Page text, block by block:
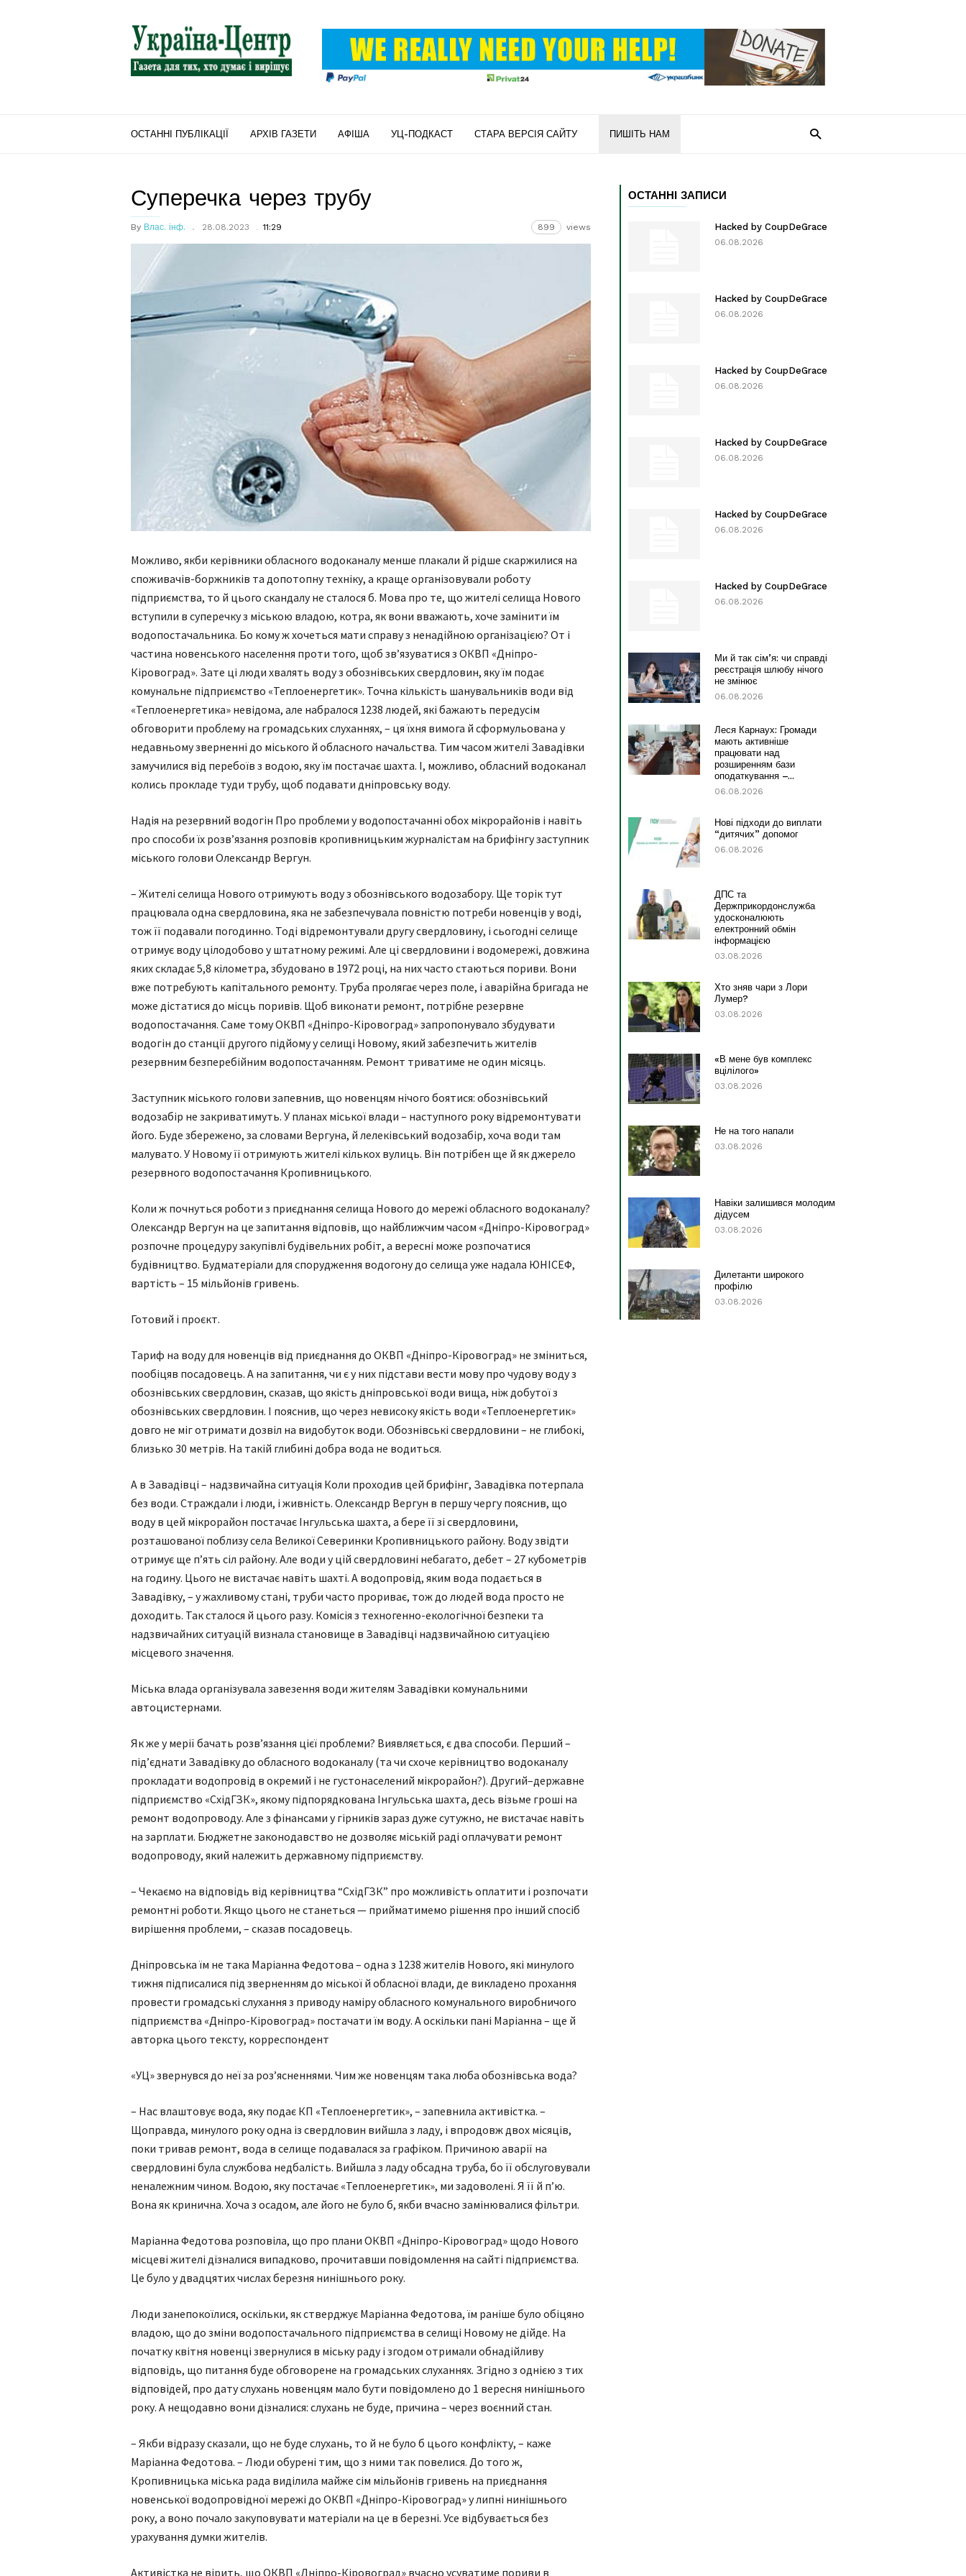
"Україна-
Центр"
ОСТАННІ ПУБЛІКАЦІЇ АРХІВ ГАЗЕТИ АФІША УЦ-ПОДКАСТ СТАРА ВЕРСІЯ САЙТУ ПИШІТЬ НАМ
Суперечка через трубу
By Влас. інф. 28.08.2023 11:29 899 views
Можливо, якби керівники обласного водоканалу менше плакали й рідше скаржилися на
споживачів-боржників та допотопну техніку, а краще організовували роботу
підприємства, то й цього скандалу не сталося б. Мова про те, що жителі селища Нового
вступили в суперечку з міською владою, котра, як вони вважають, хоче замінити їм
водопостачальника. Бо кому ж хочеться мати справу з ненадійною організацією? От і
частина новенського населення проти того, щоб зв’язуватися з ОКВП «Дніпро-
Кіровоград». Зате ці люди хвалять воду з обознівських свердловин, яку їм подає
комунальне підприємство «Теплоенергетик». Точна кількість шанувальників води від
«Теплоенергетика» невідома, але набралося 1238 людей, які бажають передусім
обговорити проблему на громадських слуханнях, – ця їхня вимога й сформульована у
недавньому зверненні до міського й обласного начальства. Тим часом жителі Завадівки
замучилися від перебоїв з водою, яку їм постачає шахта. І, можливо, обласний водоканал
колись прокладе туди трубу, щоб подавати дніпровську воду.
Надія на резервний водогін Про проблеми у водопостачанні обох мікрорайонів і навіть
про способи їх розв’язання розповів кропивницьким журналістам на брифінгу заступник
міського голови Олександр Вергун.
– Жителі селища Нового отримують воду з обознівського водозабору. Ще торік тут
працювала одна свердловина, яка не забезпечувала повністю потреби новенців у воді,
тож її подавали погодинно. Тоді відремонтували другу свердловину, і сьогодні селище
отримує воду цілодобово у штатному режимі. Але ці свердловини і водомережі, довжина
яких складає 5,8 кілометра, збудовано в 1972 році, на них часто стаються пориви. Вони
вже потребують капітального ремонту. Труба пролягає через поле, і аварійна бригада не
може дістатися до місць поривів. Щоб виконати ремонт, потрібне резервне
водопостачання. Саме тому ОКВП «Дніпро-Кіровоград» запропонувало збудувати
водогін до станції другого підйому у селищі Новому, який забезпечить жителів
резервним безперебійним водопостачанням. Ремонт триватиме не один місяць.
Заступник міського голови запевнив, що новенцям нічого боятися: обознівський
водозабір не закриватимуть. У планах міської влади – наступного року відремонтувати
його. Буде збережено, за словами Вергуна, й лелеківський водозабір, хоча води там
малувато. У Новому її отримують жителі кількох вулиць. Він потрібен ще й як джерело
резервного водопостачання Кропивницького.
Коли ж почнуться роботи з приєднання селища Нового до мережі обласного водоканалу?
Олександр Вергун на це запитання відповів, що найближчим часом «Дніпро-Кіровоград»
розпочне процедуру закупівлі будівельних робіт, а вересні може розпочатися
будівництво. Будматеріали для спорудження водогону до селища уже надала ЮНІСЕФ,
вартість – 15 мільйонів гривень.
Готовий і проєкт.
Тариф на воду для новенців від приєднання до ОКВП «Дніпро-Кіровоград» не зміниться,
пообіцяв посадовець. А на запитання, чи є у них підстави вести мову про чудову воду з
обознівських свердловин, сказав, що якість дніпровської води вища, ніж добутої з
обознівських свердловин. І пояснив, що через невисоку якість води «Теплоенергетик»
довго не міг отримати дозвіл на видобуток води. Обознівські свердловини – не глибокі,
близько 30 метрів. На такій глибині добра вода не водиться.
А в Завадівці – надзвичайна ситуація Коли проходив цей брифінг, Завадівка потерпала
без води. Страждали і люди, і живність. Олександр Вергун в першу чергу пояснив, що
воду в цей мікрорайон постачає Інгульська шахта, а бере її зі свердловини,
розташованої поблизу села Великої Северинки Кропивницького району. Воду звідти
отримує ще п’ять сіл району. Але води у цій свердловині небагато, дебет – 27 кубометрів
на годину. Цього не вистачає навіть шахті. А водопровід, яким вода подається в
Завадівку, – у жахливому стані, труби часто прориває, тож до людей вода просто не
доходить. Так сталося й цього разу. Комісія з техногенно-екологічної безпеки та
надзвичайних ситуацій визнала становище в Завадівці надзвичайною ситуацією
місцевого значення.
Міська влада організувала завезення води жителям Завадівки комунальними
автоцистернами.
Як же у мерії бачать розв’язання цієї проблеми? Виявляється, є два способи. Перший –
під’єднати Завадівку до обласного водоканалу (та чи схоче керівництво водоканалу
прокладати водопровід в окремий і не густонаселений мікрорайон?). Другий–державне
підприємство «СхідГЗК», якому підпорядкована Інгульська шахта, десь візьме гроші на
ремонт водопроводу. Але з фінансами у гірників зараз дуже сутужно, не вистачає навіть
на зарплати. Бюджетне законодавство не дозволяє міській раді оплачувати ремонт
водопроводу, який належить державному підприємству.
– Чекаємо на відповідь від керівництва “СхідГЗК” про можливість оплатити і розпочати
ремонтні роботи. Якщо цього не станеться — прийматимемо рішення про інший спосіб
вирішення проблеми, – сказав посадовець.
Дніпровська їм не така Маріанна Федотова – одна з 1238 жителів Нового, які минулого
тижня підписалися під зверненням до міської й обласної влади, де викладено прохання
провести громадські слухання з приводу наміру обласного комунального виробничого
підприємства «Дніпро-Кіровоград» постачати їм воду. А оскільки пані Маріанна – ще й
авторка цього тексту, корреспондент
«УЦ» звернувся до неї за роз’ясненнями. Чим же новенцям така люба обознівська вода?
– Нас влаштовує вода, яку подає КП «Теплоенергетик», – запевнила активістка. –
Щоправда, минулого року одна із свердловин вийшла з ладу, і впродовж двох місяців,
поки тривав ремонт, вода в селище подавалася за графіком. Причиною аварії на
свердловині була службова недбалість. Вийшла з ладу обсадна труба, бо її обслуговували
неналежним чином. Водою, яку постачає «Теплоенергетик», ми задоволені. Я її й п’ю.
Вона як кринична. Хоча з осадом, але його не було б, якби вчасно замінювалися фільтри.
Маріанна Федотова розповіла, що про плани ОКВП «Дніпро-Кіровоград» щодо Нового
місцеві жителі дізналися випадково, прочитавши повідомлення на сайті підприємства.
Це було у двадцятих числах березня нинішнього року.
Люди занепокоїлися, оскільки, як стверджує Маріанна Федотова, їм раніше було обіцяно
владою, що до зміни водопостачального підприємства в селищі Новому не дійде. На
початку квітня новенці звернулися в міську раду і згодом отримали обнадійливу
відповідь, що питання буде обговорене на громадських слуханнях. Згідно з однією з тих
відповідей, про дату слухань новенцям мало бути повідомлено до 1 вересня нинішнього
року. А нещодавно вони дізналися: слухань не буде, причина – через воєнний стан.
– Якби відразу сказали, що не буде слухань, то й не було б цього конфлікту, – каже
Маріанна Федотова. – Люди обурені тим, що з ними так повелися. До того ж,
Кропивницька міська рада виділила майже сім мільйонів гривень на приєднання
новенської водопровідної мережі до ОКВП «Дніпро-Кіровоград» у липні нинішнього
року, а воно почало закуповувати матеріали на це в березні. Усе відбувається без
урахування думки жителів.
Активістка не вірить, що ОКВП «Дніпро-Кіровоград» вчасно усуватиме пориви в
ОСТАННІ ЗАПИСИ
Hacked by CoupDeGrace
06.08.2026
Hacked by CoupDeGrace
06.08.2026
Hacked by CoupDeGrace
06.08.2026
Hacked by CoupDeGrace
06.08.2026
Hacked by CoupDeGrace
06.08.2026
Hacked by CoupDeGrace
06.08.2026
Ми й так сім’я: чи справді
реєстрація шлюбу нічого
не змінює
06.08.2026
Леся Карнаух: Громади
мають активніше
працювати над
розширенням бази
оподаткування –...
06.08.2026
Нові підходи до виплати
“дитячих” допомог
06.08.2026
ДПС та
Держприкордонслужба
удосконалюють
електронний обмін
інформацією
03.08.2026
Хто зняв чари з Лори
Лумер?
03.08.2026
«В мене був комплекс
вцілілого»
03.08.2026
Не на того напали
03.08.2026
Навіки залишився молодим
дідусем
03.08.2026
Дилетанти широкого
профілю
03.08.2026